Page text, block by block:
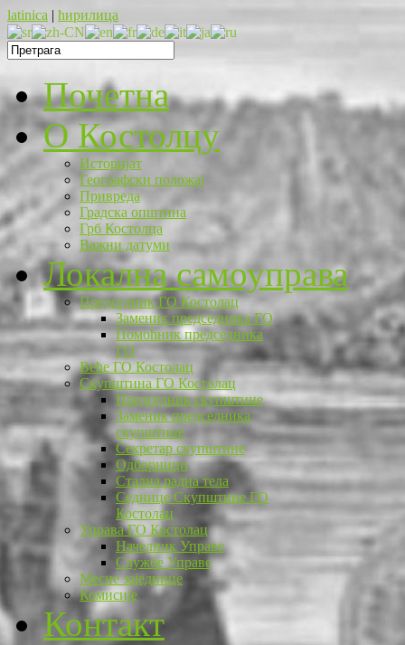
latinica | ћирилица
Почетна
O Костолцу
Историјат
Географски положај
Привреда
Градска општина
Грб Костолца
Важни датуми
Локална самоуправа
Председник ГО Костолац
Заменик председника ГО
Помоћник председника
ГО
Веће ГО Костолац
Скупштина ГО Костолац
Председник скупштине
Заменик председника
скупштине
Секретар скупштине
Одборници
Стална радна тела
Седнице Скупштине ГО
Костолац
Управа ГО Костолац
Начелник Управе
Службе Управе
Месне заједнице
Комисије
Контакт